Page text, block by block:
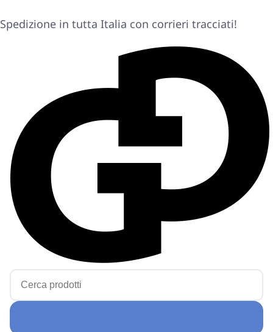
Spedizione in tutta Italia con corrieri tracciati!